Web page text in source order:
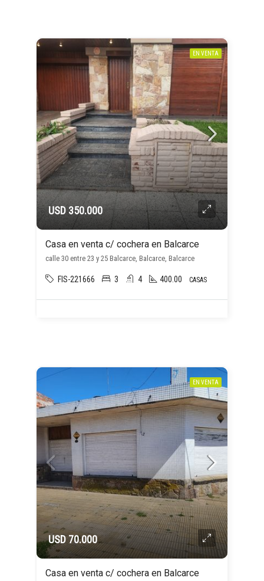
EN VENTA
USD 350.000
Casa en venta c/ cochera en Balcarce
calle 30 entre 23 y 25 Balcarce, Balcarce, Balcarce
FIS-221666 3 4 400.00 CASAS
EN VENTA
USD 70.000
Casa en venta c/ cochera en Balcarce